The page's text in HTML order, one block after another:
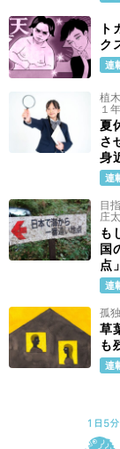
ト
ク
連
植
１
夏
さ
身
連
目
庄
も
国
点
連
孤
草
も
連